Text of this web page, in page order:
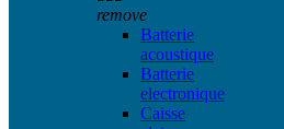
remove
Batterie
acoustique
Batterie
electronique
Caisse